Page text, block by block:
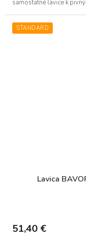
samostatné lavice k
STANDARD
Lavica
51,40 €